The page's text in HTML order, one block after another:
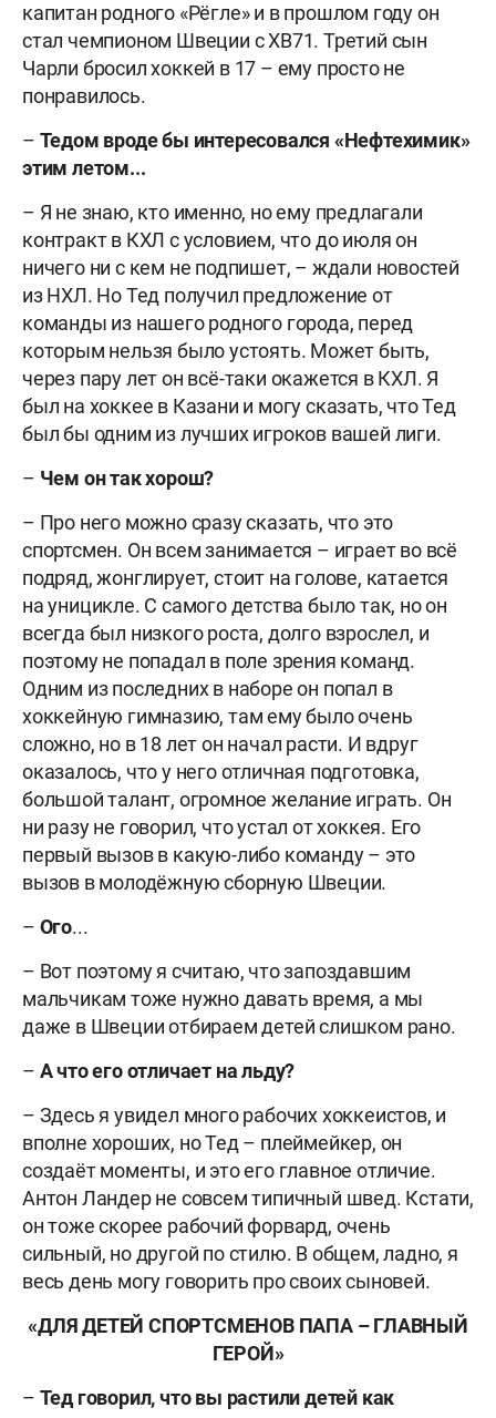
капитан родного «Рёгле» и в прошлом году он
стал чемпионом Швеции с ХВ71. Третий сын
Чарли бросил хоккей в 17 – ему просто не
понравилось.
– Тедом вроде бы интересовался «Нефтехимик»
этим летом...
– Я не знаю, кто именно, но ему предлагали
контракт в КХЛ с условием, что до июля он
ничего ни с кем не подпишет, – ждали новостей
из НХЛ. Но Тед получил предложение от
команды из нашего родного города, перед
которым нельзя было устоять. Может быть,
через пару лет он всё-таки окажется в КХЛ. Я
был на хоккее в Казани и могу сказать, что Тед
был бы одним из лучших игроков вашей лиги.
– Чем он так хорош?
– Про него можно сразу сказать, что это
спортсмен. Он всем занимается – играет во всё
подряд, жонглирует, стоит на голове, катается
на уницикле. С самого детства было так, но он
всегда был низкого роста, долго взрослел, и
поэтому не попадал в поле зрения команд.
Одним из последних в наборе он попал в
хоккейную гимназию, там ему было очень
сложно, но в 18 лет он начал расти. И вдруг
оказалось, что у него отличная подготовка,
большой талант, огромное желание играть. Он
ни разу не говорил, что устал от хоккея. Его
первый вызов в какую-либо команду – это
вызов в молодёжную сборную Швеции.
– Ого...
– Вот поэтому я считаю, что запоздавшим
мальчикам тоже нужно давать время, а мы
даже в Швеции отбираем детей слишком рано.
– А что его отличает на льду?
– Здесь я увидел много рабочих хоккеистов, и
вполне хороших, но Тед – плеймейкер, он
создаёт моменты, и это его главное отличие.
Антон Ландер не совсем типичный швед. Кстати,
он тоже скорее рабочий форвард, очень
сильный, но другой по стилю. В общем, ладно, я
весь день могу говорить про своих сыновей.
«ДЛЯ ДЕТЕЙ СПОРТСМЕНОВ ПАПА – ГЛАВНЫЙ
ГЕРОЙ»
– Тед говорил, что вы растили детей как